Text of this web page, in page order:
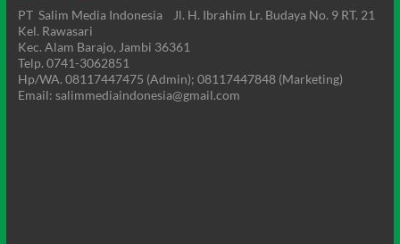
PT Salim Media Indonesia Jl. H. Ibrahim Lr. Budaya No. 9 RT. 21
Kel. Rawasari
Kec. Alam Barajo, Jambi 36361
Telp. 0741-3062851
Hp/WA. 08117447475 (Admin); 08117447848 (Marketing)
Email: salimmediaindonesia@gmail.com